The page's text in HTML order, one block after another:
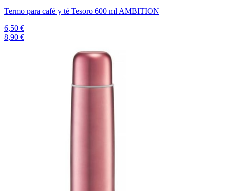
Termo para café y té Tesoro 600 ml AMBITION
6,50 €
8,90 €